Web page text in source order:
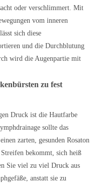
oder verschlimmert. Mit
vom inneren
sich diese
und die Durchblutung
wird die Augenpartie mit
zu fest
Druck ist die Hautfarbe
sollte das
zarten, gesunden Rosaton
bekommt, sich heiß
Sie viel zu viel Druck aus
anstatt sie zu